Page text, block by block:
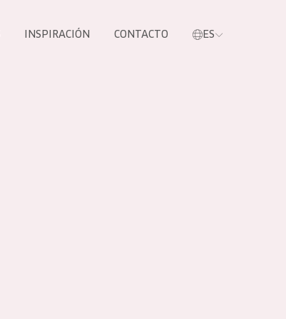
INSPIRACIÓN CONTACTO ES